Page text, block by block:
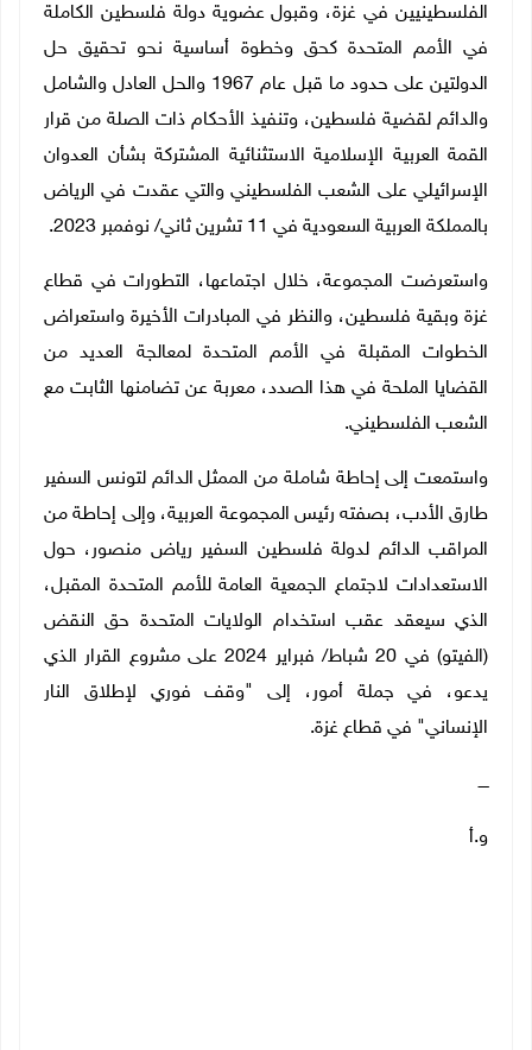
الفلسطينيين في غزة، وقبول عضوية دولة فلسطين الكاملة
في الأمم المتحدة كحق وخطوة أساسية نحو تحقيق حل
الدولتين على حدود ما قبل عام 1967 والحل العادل والشامل
والدائم لقضية فلسطين، وتنفيذ الأحكام ذات الصلة من قرار
القمة العربية الإسلامية الاستثنائية المشتركة بشأن العدوان
الإسرائيلي على الشعب الفلسطيني والتي عقدت في الرياض
بالمملكة العربية السعودية في 11 تشرين ثاني/ نوفمبر 2023.
واستعرضت المجموعة، خلال اجتماعها، التطورات في قطاع
غزة وبقية فلسطين، والنظر في المبادرات الأخيرة واستعراض
الخطوات المقبلة في الأمم المتحدة لمعالجة العديد من
القضايا الملحة في هذا الصدد، معربة عن تضامنها الثابت مع
الشعب الفلسطيني.
واستمعت إلى إحاطة شاملة من الممثل الدائم لتونس السفير
طارق الأدب، بصفته رئيس المجموعة العربية، وإلى إحاطة من
المراقب الدائم لدولة فلسطين السفير رياض منصور، حول
الاستعدادات لاجتماع الجمعية العامة للأمم المتحدة المقبل،
الذي سيعقد عقب استخدام الولايات المتحدة حق النقض
(الفيتو) في 20 شباط/ فبراير 2024 على مشروع القرار الذي
يدعو، في جملة أمور، إلى "وقف فوري لإطلاق النار
الإنساني" في قطاع غزة.
ــــ
و.أ